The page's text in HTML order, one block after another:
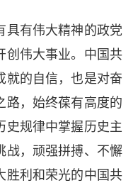
有伟大精神的政党
创伟大事业。中国共
就的自信，也是对奋
路，始终葆有高度的
史规律中掌握历史主
战，顽强拼搏、不懈
胜利和荣光的中国共